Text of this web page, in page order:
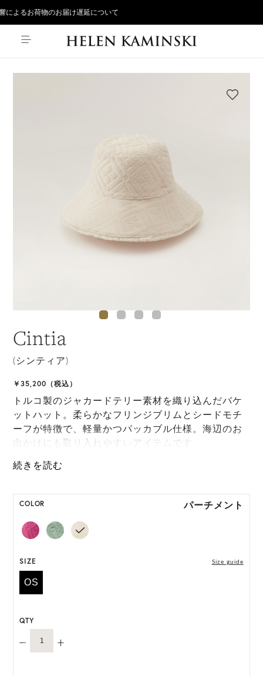
よるお荷物のお届け遅延について
Cintia
(シンティア)
￥35,200（税込）
トルコ製のジャカードテリー素材を織り込んだバケ
ットハット。柔らかなフリンジブリムとシードモチ
ーフが特徴で、軽量かつパッカブル仕様。海辺のお
出かけにも取り入れやすいアイテムです。
ONE SIZE展開の商品:ONE SIZE 57.5cm
います。
COLOR パーチメント
SIZE Size guide
OS
QTY